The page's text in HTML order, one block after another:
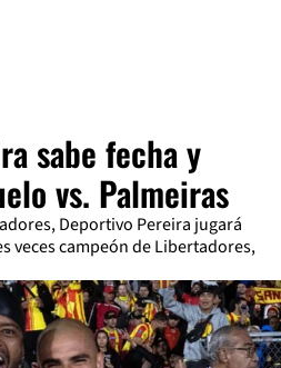
sabe fecha y
vs. Palmeiras
Deportivo Pereira jugará
veces campeón de Libertadores,